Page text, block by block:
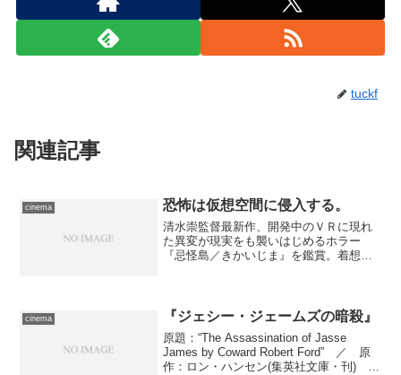
tuckf
関連記事
cinema 恐怖は仮想空間に侵入する。
清水崇監督最新作、開発中のＶＲに現れ
た異変が現実をも襲いはじめるホラー
『忌怪島／きかいじま』を鑑賞。着想は
cinema 『ジェシー・ジェームズの暗殺』
原題：“The Assassination of Jasse
James by Coward Robert Ford” ／ 原
作：ロン・ハンセン(集英社文庫・刊)